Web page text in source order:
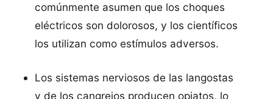
comúnmente asumen que los choques
eléctricos son dolorosos, y los cientí­ficos
los utilizan como estí­mulos adversos.
Los sistemas nerviosos de las langostas
y de los cangrejos producen opiatos, lo